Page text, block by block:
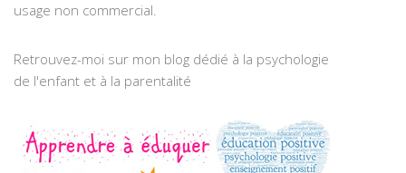
usage non commercial.
Retrouvez-moi sur mon blog dédié à la psychologie
de l'enfant et à la parentalité